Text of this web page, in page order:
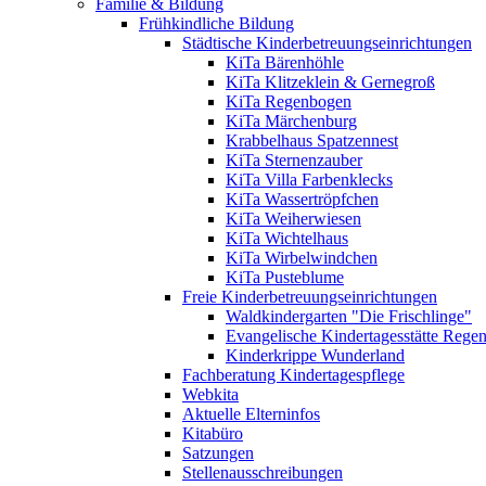
Familie & Bildung
Frühkindliche Bildung
Städtische Kinderbetreuungseinrichtungen
KiTa Bärenhöhle
KiTa Klitzeklein & Gernegroß
KiTa Regenbogen
KiTa Märchenburg
Krabbelhaus Spatzennest
KiTa Sternenzauber
KiTa Villa Farbenklecks
KiTa Wassertröpfchen
KiTa Weiherwiesen
KiTa Wichtelhaus
KiTa Wirbelwindchen
KiTa Pusteblume
Freie Kinderbetreuungseinrichtungen
Waldkindergarten "Die Frischlinge"
Evangelische Kindertagesstätte
Kinderkrippe Wunderland
Fachberatung Kindertagespflege
Webkita
Aktuelle Elterninfos
Kitabüro
Satzungen
Stellenausschreibungen